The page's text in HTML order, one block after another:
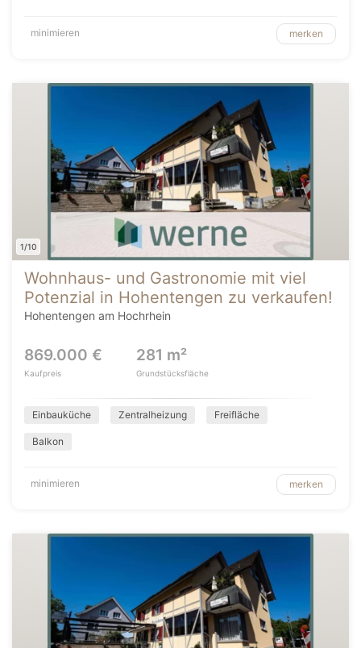
minimieren merken
1/10
Wohnhaus- und Gastronomie mit viel
Potenzial in Hohentengen zu verkaufen!
Hohentengen am Hochrhein
869.000 €
Kaufpreis
281 m²
Grundstücksfläche
Einbauküche Zentralheizung Freifläche
Balkon
minimieren merken